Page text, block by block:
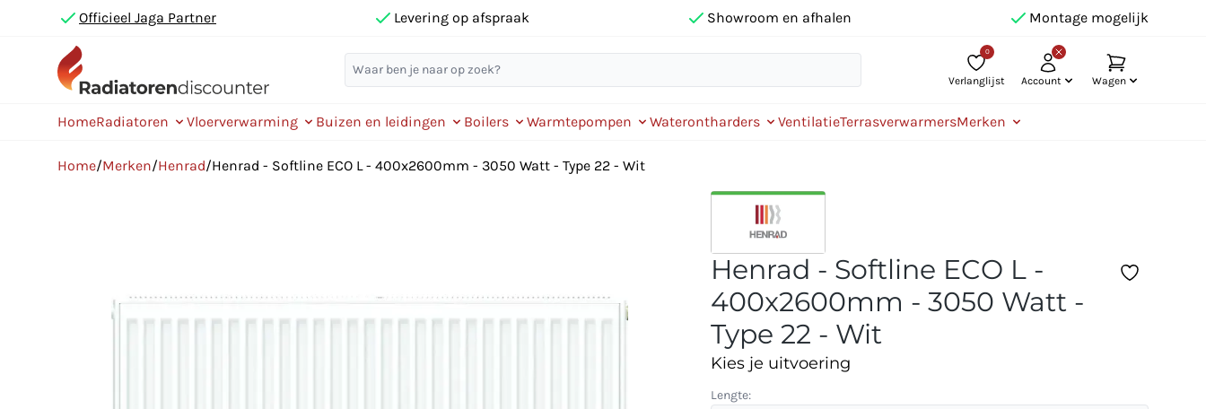
Officieel Jaga Partner Levering op afspraak Showroom en afhalen Montage mogelijk
0
Verlanglijst Account Wagen
HomeRadiatoren Vloerverwarming Buizen en leidingen Boilers Warmtepompen Waterontharders VentilatieTerrasverwarmersMerken
Home/Merken/Henrad/Henrad - Softline ECO L - 400x2600mm - 3050 Watt - Type 22 - Wit
Henrad - Softline ECO L -
400x2600mm - 3050 Watt -
Type 22 - Wit
Kies je uitvoering
Lengte: